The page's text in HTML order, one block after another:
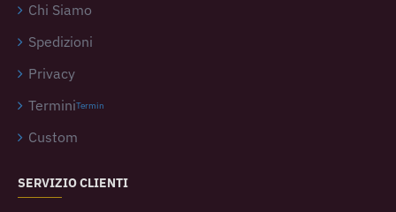
Chi Siamo
Spedizioni
Privacy
TerminiTermin
Custom
SERVIZIO CLIENTI